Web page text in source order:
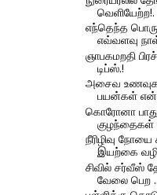
எந்தெந்த
எவ்வளவு
ஞாபகமறதி
டிப்ஸ்.!
அசைவ
பயன்கள்
கொரோனா
குழந்தைகள்
நீரிழிவு நோயை
இயற்கை
சிவில் சர்வீஸ்
வேலை பெற